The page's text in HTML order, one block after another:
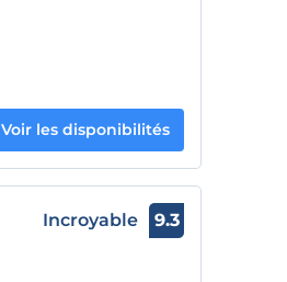
Voir les disponibilités
Incroyable 9.3